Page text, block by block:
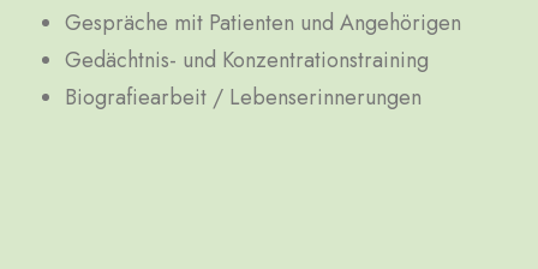
Gespräche mit Patienten und Angehörigen
Gedächtnis- und Konzentrationstraining
Biografiearbeit / Lebenserinnerungen